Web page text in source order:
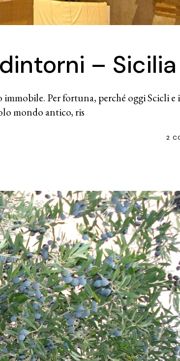
– Sicilia
Per fortuna, perché oggi Scicli e
mondo antico, ris
2